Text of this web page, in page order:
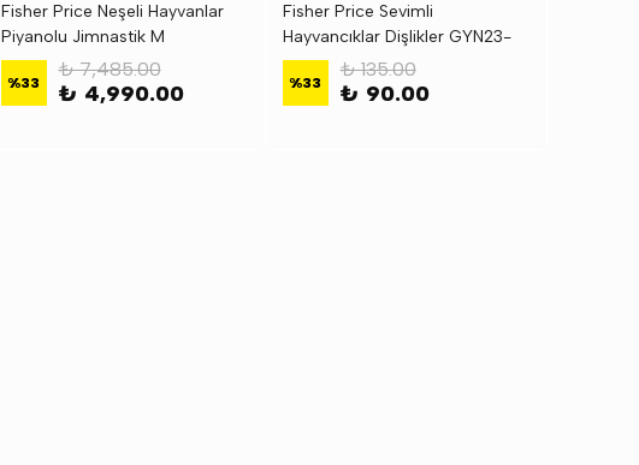
Fisher Price Neşeli Hayvanlar
Piyanolu Jimnastik M
%33
₺ 7,485.00
₺ 4,990.00
Fisher Price Sevimli
Hayvancıklar Dişlikler GYN23-
GYN26
%33
₺ 135.00
₺ 90.00